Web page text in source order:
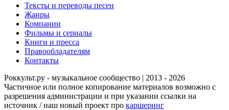
Тексты и переводы песен
Жанры
Компании
Фильмы и сериалы
Книги и пресса
Правообладателям
Контакты
Роккульт.ру - музыкальное сообщество | 2013 - 2026
Частичное или полное копирование материалов возможно с
разрешения администрации и при указании ссылки на
источник / наш новый проект про каршеринг